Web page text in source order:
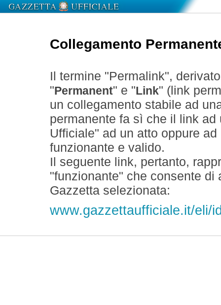
Collegamento
Il termine "Permalink",
" Permanent" e " Link" (link
un collegamento stabile ad
permanente fa sì che il link
Ufficiale" ad un atto oppure
funzionante e valido.
Il seguente link, pertanto,
"funzionante" che consente
Gazzetta selezionata:
www.gazzettaufficiale.it/eli/